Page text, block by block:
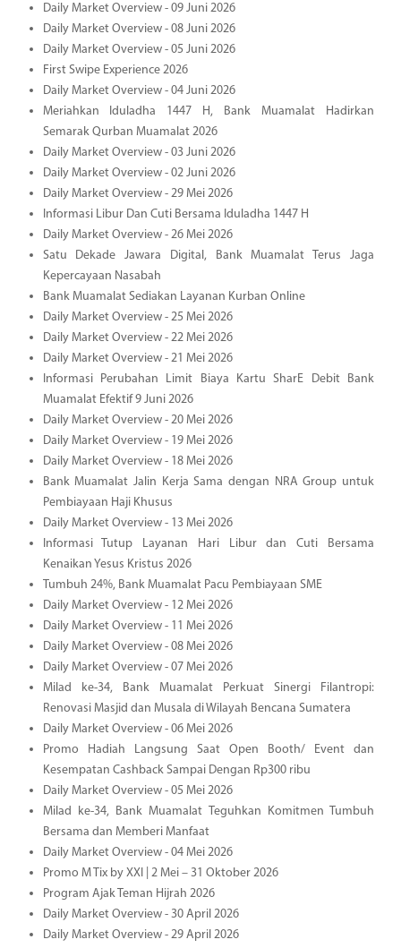
Daily Market Overview - 09 Juni 2026
Daily Market Overview - 08 Juni 2026
Daily Market Overview - 05 Juni 2026
First Swipe Experience 2026
Daily Market Overview - 04 Juni 2026
Meriahkan Iduladha 1447 H, Bank Muamalat Hadirkan
Semarak Qurban Muamalat 2026
Daily Market Overview - 03 Juni 2026
Daily Market Overview - 02 Juni 2026
Daily Market Overview - 29 Mei 2026
Informasi Libur Dan Cuti Bersama Iduladha 1447 H
Daily Market Overview - 26 Mei 2026
Satu Dekade Jawara Digital, Bank Muamalat Terus Jaga
Kepercayaan Nasabah
Bank Muamalat Sediakan Layanan Kurban Online
Daily Market Overview - 25 Mei 2026
Daily Market Overview - 22 Mei 2026
Daily Market Overview - 21 Mei 2026
Informasi Perubahan Limit Biaya Kartu SharE Debit Bank
Muamalat Efektif 9 Juni 2026
Daily Market Overview - 20 Mei 2026
Daily Market Overview - 19 Mei 2026
Daily Market Overview - 18 Mei 2026
Bank Muamalat Jalin Kerja Sama dengan NRA Group untuk
Pembiayaan Haji Khusus
Daily Market Overview - 13 Mei 2026
Informasi Tutup Layanan Hari Libur dan Cuti Bersama
Kenaikan Yesus Kristus 2026
Tumbuh 24%, Bank Muamalat Pacu Pembiayaan SME
Daily Market Overview - 12 Mei 2026
Daily Market Overview - 11 Mei 2026
Daily Market Overview - 08 Mei 2026
Daily Market Overview - 07 Mei 2026
Milad ke-34, Bank Muamalat Perkuat Sinergi Filantropi:
Renovasi Masjid dan Musala di Wilayah Bencana Sumatera
Daily Market Overview - 06 Mei 2026
Promo Hadiah Langsung Saat Open Booth/ Event dan
Kesempatan Cashback Sampai Dengan Rp300 ribu
Daily Market Overview - 05 Mei 2026
Milad ke-34, Bank Muamalat Teguhkan Komitmen Tumbuh
Bersama dan Memberi Manfaat
Daily Market Overview - 04 Mei 2026
Promo M Tix by XXI | 2 Mei – 31 Oktober 2026
Program Ajak Teman Hijrah 2026
Daily Market Overview - 30 April 2026
Daily Market Overview - 29 April 2026